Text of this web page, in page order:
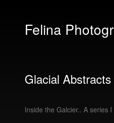
Felina
Glacial Abstracts
Inside the Galcier.. A series